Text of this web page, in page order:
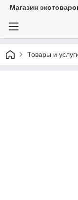
Магазин
Товары и